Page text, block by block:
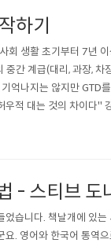
하기
회 생활 초기부터 7년
간 계급(대리, 과장,
억나지는 않지만 GTD
적 대는 것의 차이다"
- 스티브 도
습니다. 책날개에 있
. 영어와 한국어 통역